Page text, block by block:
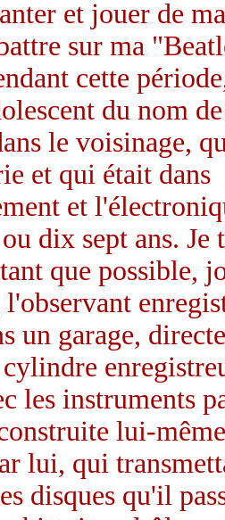
et jouer de
sur ma
cette
du nom
le voisinage,
et qui était dans
et
dix sept ans. Je
que possible,
l'observant
un garage,
les instruments
lui-
lui, qui
disques qu'il